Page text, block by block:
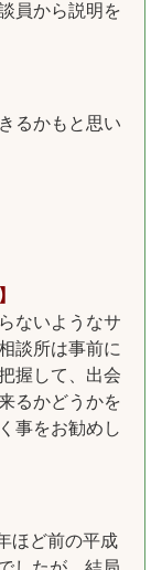
員から説明を
るかもと思い
ないようなサ
談所は事前に
握して、出会
るかどうかを
事をお勧めし
ほど前の平成